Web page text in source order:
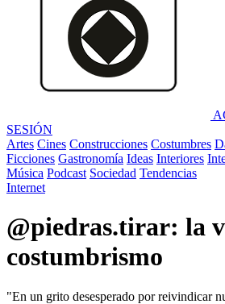
SESIÓN
Artes Cines Construcciones Costumbres
Ficciones Gastronomía Ideas Interiores
Música Podcast Sociedad Tendencias
Internet
@piedras.tirar: la
costumbrismo
"En un grito desesperado por reivindicar